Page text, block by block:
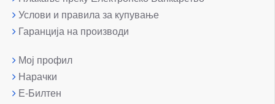
Услови и правила за купување
Гаранција на производи
Мој профил
Нарачки
Е-Билтен